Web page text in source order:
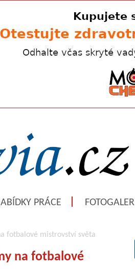
PRÁCE
fotbalové mistrovství světa
na fotbalové